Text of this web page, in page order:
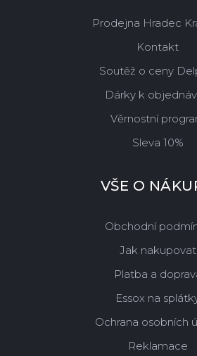
Prodejna Hradec
Kontakt
Soutěž o ceny
Dárky k
Věrnostní
Sleva 10%
VŠE O
Obchodní
Jak nakupovat
Platba a
Essox na
Ochrana osobních
Reklamace